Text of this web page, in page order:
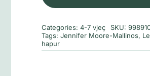
Categories:4-7 vjeç SKU:
Tags:Jennifer Moore-Mallinos,
hapur